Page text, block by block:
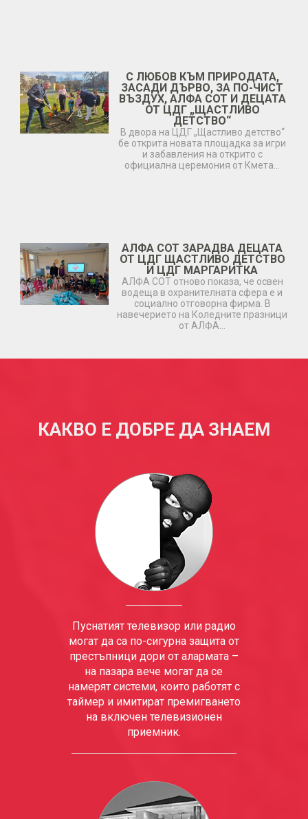
С ЛЮБОВ КЪМ ПРИРОДАТА,
ЗАСАДИ ДЪРВО, ЗА ПО-ЧИСТ
ВЪЗДУХ, АЛФА СОТ И ДЕЦАТА
ОТ ЦДГ „ЩАСТЛИВО
ДЕТСТВО“
В двора на ЦДГ „Щастливо детство“
бе открита новата площадка за игри
и забавления на открито с
официална церемония от Кмета…
АЛФА СОТ ЗАРАДВА ДЕЦАТА
ОТ ЦДГ ЩАСТЛИВО ДЕТСТВО
И ЦДГ МАРГАРИТКА
АЛФА СОТ отново показа, че освен
водеща в охранителната сфера е и
социално отговорна фирма. В
навечерието на Коледните празници
от АЛФА…
КАКВО Е ДОБРЕ ДА ЗНАЕМ
Пуснатият телевизор или радио
могат да са по-сигурна защита от
престъпници дори от алармата –
на пазара вече могат да се
намерят системи, които работят с
таймер и имитират премигването
на включен телевизионен
приемник.